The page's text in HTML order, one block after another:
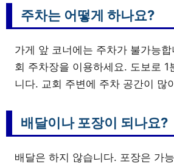
주차는 어떻게 하나요?
가게 앞 코너에는 주차가 불가능
회 주차장을 이용하세요. 도보로 1
니다. 교회 주변에 주차 공간이 많
배달이나 포장이 되나요?
배달은 하지 않습니다. 포장은 가